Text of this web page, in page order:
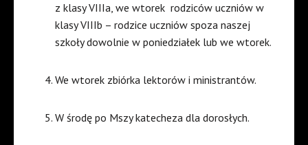
z klasy VIIIa, we wtorek rodziców uczniów w
klasy VIIIb – rodzice uczniów spoza naszej
szkoły dowolnie w poniedziałek lub we wtorek.
We wtorek zbiórka lektorów i ministrantów.
W środę po Mszy katecheza dla dorosłych.